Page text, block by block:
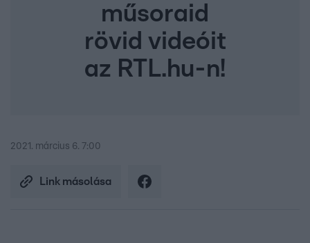
műsoraid
rövid videóit
az RTL.hu-n!
2021. március 6. 7:00
Link másolása